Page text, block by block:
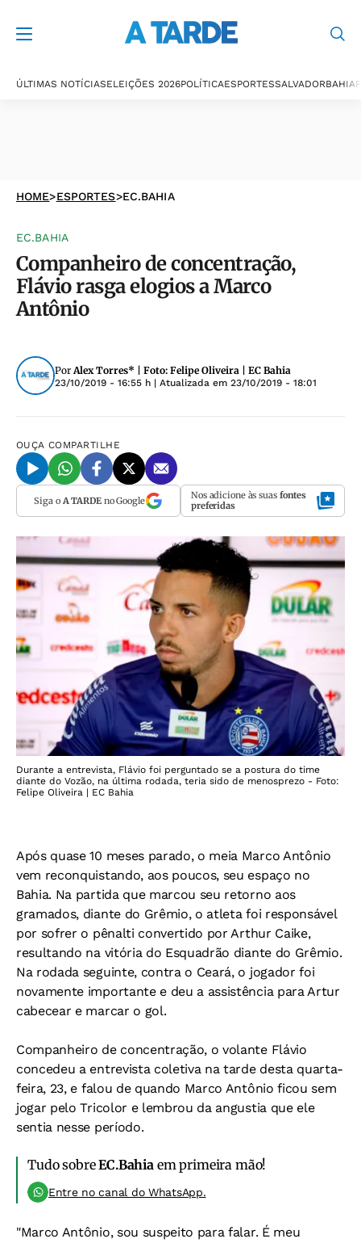
ÚLTIMAS NOTÍCIASELEIÇÕES 2026POLÍTICAESPORTESSALVADORBAHIA
HOME>ESPORTES>EC.BAHIA
EC.BAHIA
Companheiro de concentração,
Flávio rasga elogios a Marco
Antônio
PorAlex Torres* | Foto: Felipe Oliveira | EC Bahia
23/10/2019 - 16:55 h | Atualizada em 23/10/2019 - 18:01
OUÇA COMPARTILHE
Siga o A TARDEno Google Nos adicione às suas fontes
preferidas
Durante a entrevista, Flávio foi perguntado se a postura do time
diante do Vozão, na última rodada, teria sido de menosprezo - Foto:
Felipe Oliveira | EC Bahia
Após quase 10 meses parado, o meia Marco Antônio
vem reconquistando, aos poucos, seu espaço no
Bahia. Na partida que marcou seu retorno aos
gramados, diante do Grêmio, o atleta foi responsável
por sofrer o pênalti convertido por Arthur Caike,
resultando na vitória do Esquadrão diante do Grêmio.
Na rodada seguinte, contra o Ceará, o jogador foi
novamente importante e deu a assistência para Artur
cabecear e marcar o gol.
Companheiro de concentração, o volante Flávio
concedeu a entrevista coletiva na tarde desta quarta-
feira, 23, e falou de quando Marco Antônio ficou sem
jogar pelo Tricolor e lembrou da angustia que ele
sentia nesse período.
Tudo sobreEC.Bahiaem primeira mão!
Entre no canal do WhatsApp.
"Marco Antônio, sou suspeito para falar. É meu